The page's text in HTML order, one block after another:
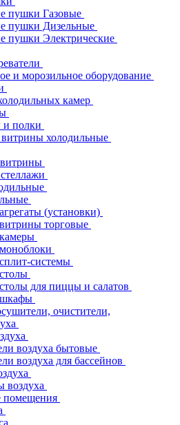
пушки Газовые
пушки Дизельные
пушки Электрические
и морозильное оборудование
камер
и полки
холодильные
(установки)
торговые
системы
для пиццы и салатов
очистители,
воздуха бытовые
воздуха для бассейнов
воздуха
помещения